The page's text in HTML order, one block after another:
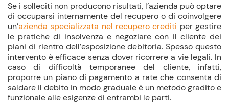
Se i solleciti non producono risultati, l’azienda può optare
di occuparsi internamente del recupero o di coinvolgere
un’azienda specializzata nel recupero crediti per gestire
le pratiche di insolvenza e negoziare con il cliente dei
piani di rientro dell’esposizione debitoria. Spesso questo
intervento è efficace senza dover ricorrere a vie legali. In
caso di difficoltà temporanee del cliente, infatti,
proporre un piano di pagamento a rate che consenta di
saldare il debito in modo graduale è un metodo gradito e
funzionale alle esigenze di entrambi le parti.